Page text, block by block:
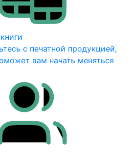
с печатной продукцией,
вам начать меняться